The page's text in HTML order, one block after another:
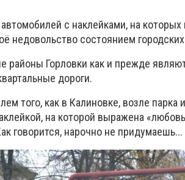
с наклейками, на которых
недовольство состоянием
районы Горловки как и прежде
дороги.
того, как в Калиновке, возле парка
на которой выражена
говорится, нарочно не придумаешь...